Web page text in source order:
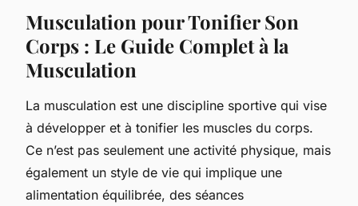
Musculation pour Tonifier Son
Corps : Le Guide Complet à la
Musculation
La musculation est une discipline sportive qui vise
à développer et à tonifier les muscles du corps.
Ce n’est pas seulement une activité physique, mais
également un style de vie qui implique une
alimentation équilibrée, des séances